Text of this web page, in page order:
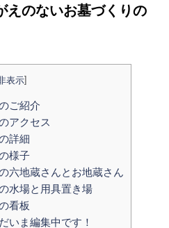
えのないお墓づくりの
表示]
ご紹介
アクセス
詳細
様子
六地蔵さんとお地蔵さん
水場と用具置き場
看板
いま編集中です！